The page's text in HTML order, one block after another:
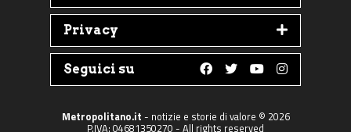
Privacy
Seguici su
Follow us on
Follow us on
Follow us on
Follow us
Metropolitano.it - notizie e storie di valore © 2026
P.IVA: 04681350270 - All rights reserved